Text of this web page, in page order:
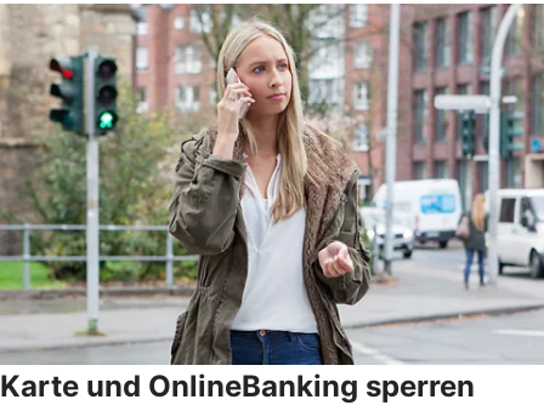
Karte und OnlineBanking sperren